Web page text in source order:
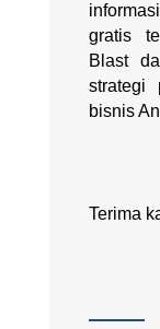
gratis
Blast
strategi
bisnis
Terima